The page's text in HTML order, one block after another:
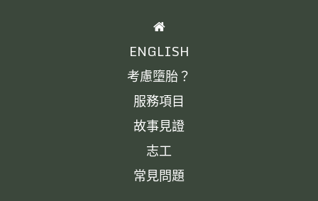
HOME
ENGLISH
考慮墮胎？
服務項目
故事見證
志工
常見問題